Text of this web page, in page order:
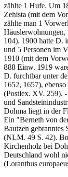
zählte 1 Hufe. Um
Zehista (mit dem
zählte man 1
104). 1900 hatte D.
und 5 Personen im
1910 (mit dem
888 Einw. 1919
D. furchtbar unter
1652, 1657),
(Postlex. XV. 259).
und
Dohma liegt in der
Ein "Berneth von
Bautzen
(NLM. 49 S. 42).
Kirchenholz bei
Deutschland wohl
(Loranthus